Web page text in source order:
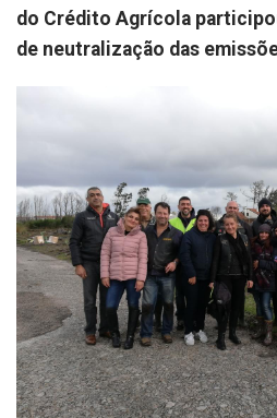
do Crédito Agrícola
de neutralização das